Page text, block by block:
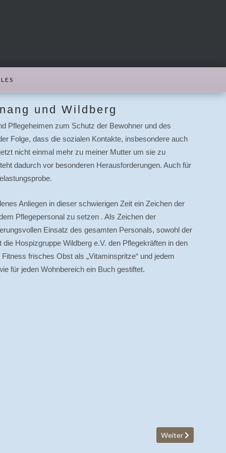
und Wildberg
Pflegeheimen zum Schutz der Bewohner und des
Folge, dass die sozialen Kontakte, insbesondere auch
nicht einmal mehr zu meiner Mutter um sie zu
dadurch vor besonderen Herausforderungen. Auch für
Anliegen in dieser schwierigen Zeit ein Zeichen der
Pflegepersonal zu setzen . Als Zeichen der
Einsatz des gesamten Personals, sowohl der
Hospizgruppe Wildberg e.V. den Pflegekräften in den
frisches Obst als „Vitaminspritze“ und jedem
für jeden Wohnbereich ein Buch gestiftet.
Nächster Beitrag: 5
Weiter